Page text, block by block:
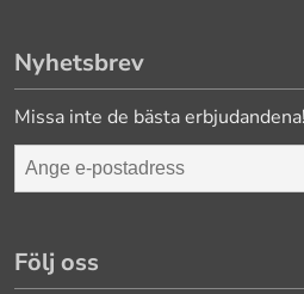
Nyhetsbrev
Missa inte de bästa erbjudandena!
Följ oss